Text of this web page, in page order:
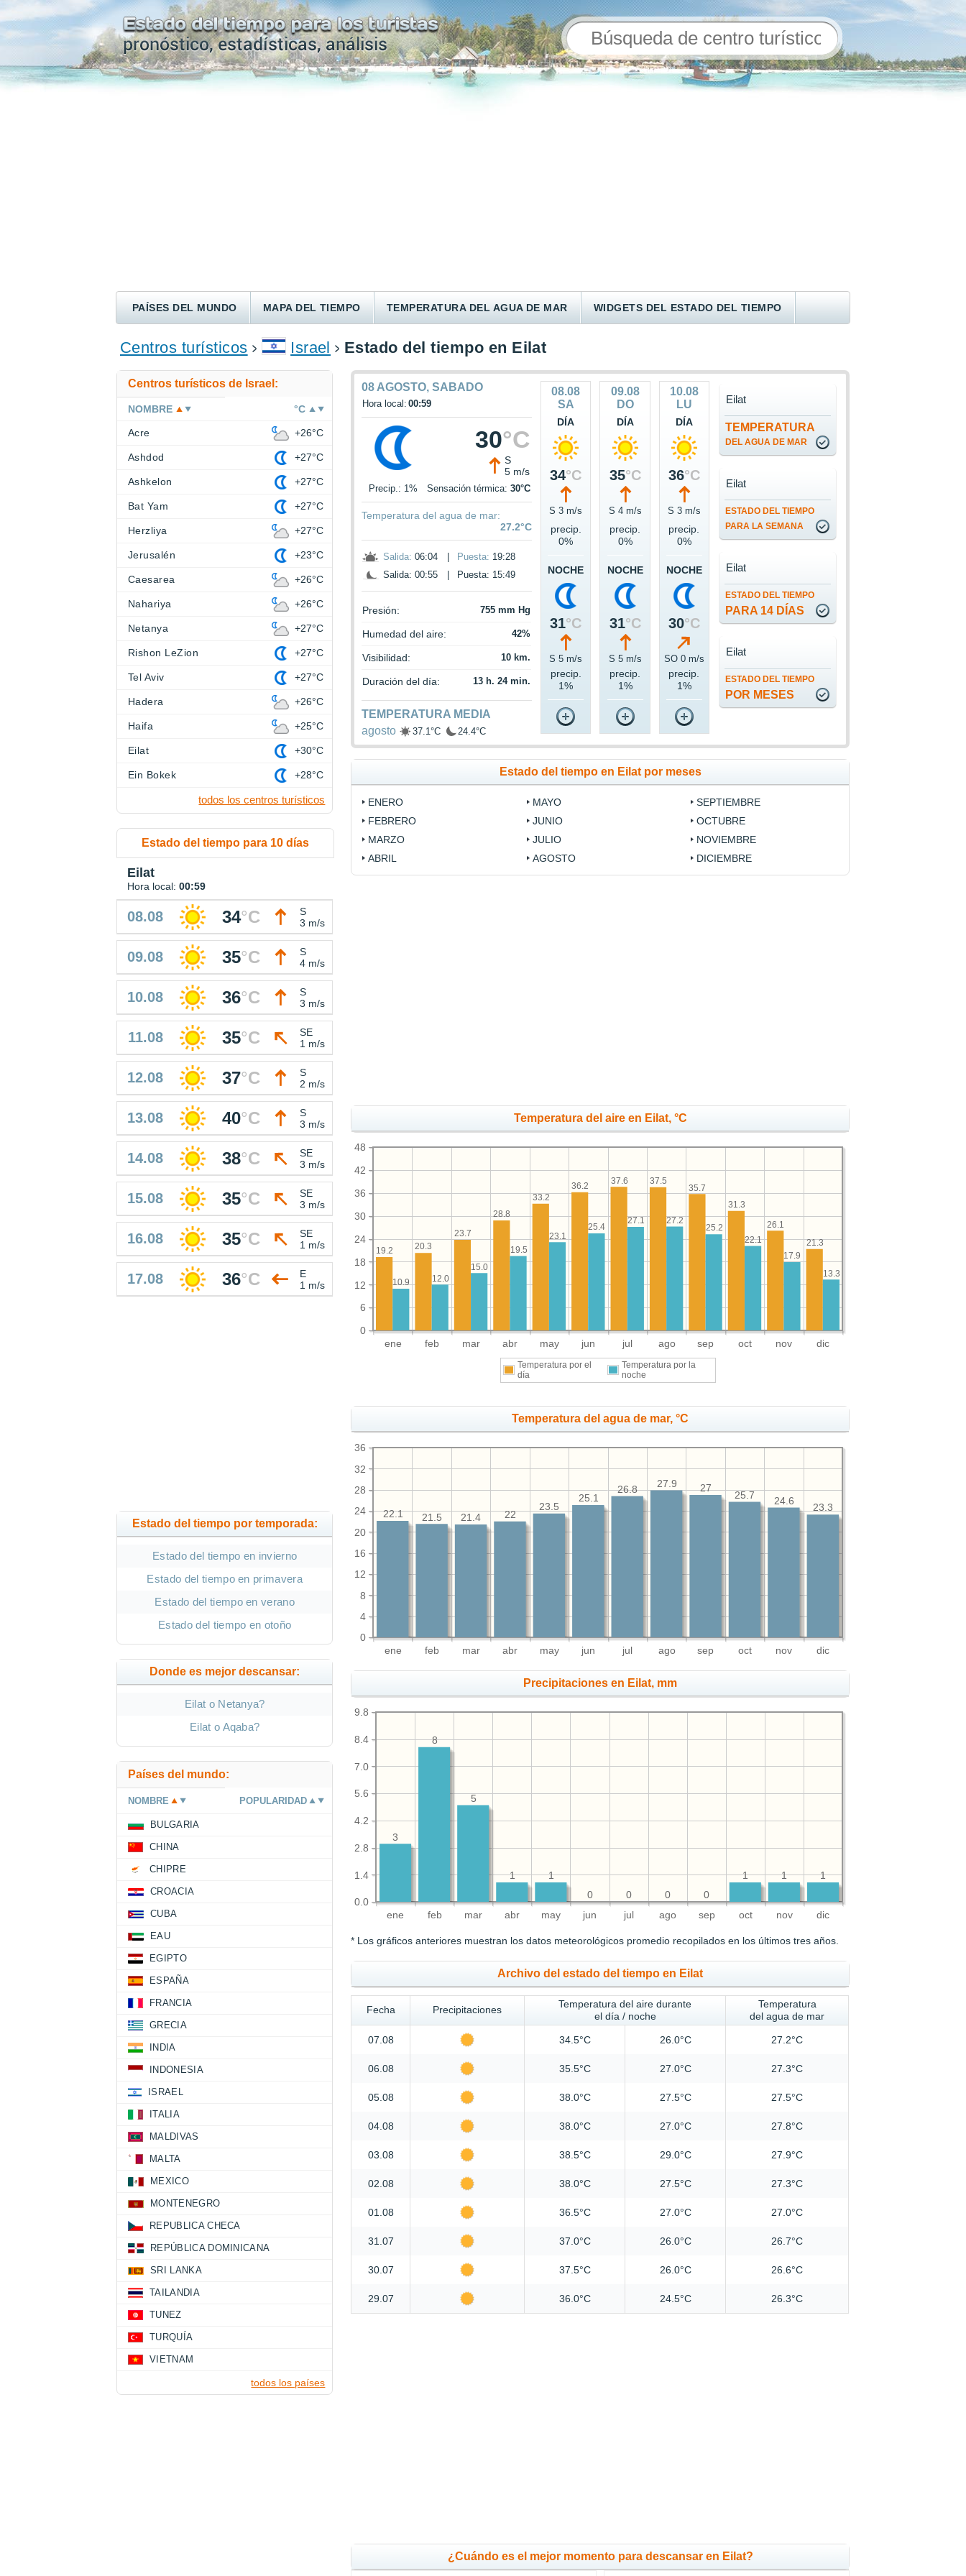
PAÍSES DEL MUNDO MAPA DEL TIEMPO TEMPERATURA DEL AGUA DE MAR WIDGETS DEL ESTADO DEL TIEMPO
ENCONTRAR UN HOTEL
Centros turísticos Israel Estado del tiempo en Eilat
08 AGOSTO, SABADO
Hora local: 00:59
30°C
S
5 m/s
Precip.: 1% Sensación térmica:30°C
Temperatura del agua de mar:
27.2°C
Salida: 06:04 Puesta: 19:28
Salida: 00:55
Puesta: 15:49
Presión: 755 mm Hg
Humedad del aire: 42%
Visibilidad: 10 km.
Duración del día: 13 h. 24 min.
TEMPERATURA MEDIA
agosto
37.1°C 24.4°C
08.08
SA
DÍA
34°C
S 3 m/s
precip.
0%
NOCHE
31°C
S 5 m/s
precip.
1%
09.08
DO
DÍA
35°C
S 4 m/s
precip.
0%
NOCHE
31°C
S 5 m/s
precip.
1%
10.08
LU
DÍA
36°C
S 3 m/s
precip.
0%
NOCHE
30°C
SO 0 m/s
precip.
1%
TEMPERATURA
DEL AGUA DE MAR
Eilat
ESTADO DEL TIEMPO
PARA LA SEMANA
Eilat
ESTADO DEL TIEMPO
PARA 14 DÍAS
Eilat
ESTADO DEL TIEMPO
POR MESES
Eilat
Estado del tiempo en Eilat por meses
ENERO
FEBRERO
MARZO
ABRIL
MAYO
JUNIO
JULIO
AGOSTO
SEPTIEMBRE
OCTUBRE
NOVIEMBRE
DICIEMBRE
Temperatura del aire en Eilat, °C
ene feb mar abr may jun jul ago sep oct nov dic
0
6
12
18
24
30
36
42
48
21.3
26.1
31.3
35.7
37.5
37.6
36.2
33.2
28.8
23.7
20.3
19.2
13.3
17.9
22.1
25.2
27.2
27.1
25.4
23.1
19.5
15.0
12.0
10.9
Temperatura por el
día
Temperatura por la
noche
Temperatura del agua de mar, °C
ene feb mar abr may jun jul ago sep oct nov dic
0
4
8
12
16
20
24
28
32
36
23.3
24.6
25.7
27
27.9
26.8
25.1
23.5
22
21.4
21.5
22.1
Precipitaciones en Eilat, mm
ene feb mar abr may jun jul ago sep oct nov dic
0.0
1.4
2.8
4.2
5.6
7.0
8.4
9.8
1
1
1
0
0
0
0
1
1
5
8
3
* Los gráficos anteriores muestran los datos meteorológicos promedio recopilados en los últimos tres años.
Archivo del estado del tiempo en Eilat
Fecha Precipitaciones
Temperatura del aire durante
el día / noche
Temperatura
del agua de mar
07.08 34.5°C 26.0°C 27.2°C
06.08 35.5°C 27.0°C 27.3°C
05.08 38.0°C 27.5°C 27.5°C
04.08 38.0°C 27.0°C 27.8°C
03.08 38.5°C 29.0°C 27.9°C
02.08 38.0°C 27.5°C 27.3°C
01.08 36.5°C 27.0°C 27.0°C
31.07 37.0°C 26.0°C 26.7°C
30.07 37.5°C 26.0°C 26.6°C
29.07 36.0°C 24.5°C 26.3°C
¿Cuándo es el mejor momento para descansar en Eilat?
Centros turísticos de Israel:
NOMBRE °C
Acre +26°C
Ashdod +27°C
Ashkelon +27°C
Bat Yam +27°C
Herzliya +27°C
Jerusalén +23°C
Caesarea +26°C
Nahariya +26°C
Netanya +27°C
Rishon LeZion +27°C
Tel Aviv +27°C
Hadera +26°C
Haifa +25°C
Eilat +30°C
Ein Bokek +28°C
todos los centros turísticos
Estado del tiempo para 10 días
Eilat
Hora local: 00:59
08.08 34°C
S
3 m/s
09.08 35°C
S
4 m/s
10.08 36°C
S
3 m/s
11.08 35°C
SE
1 m/s
12.08 37°C
S
2 m/s
13.08 40°C
S
3 m/s
14.08 38°C
SE
3 m/s
15.08 35°C
SE
3 m/s
16.08 35°C
SE
1 m/s
17.08 36°C
E
1 m/s
Estado del tiempo por temporada:
Estado del tiempo en invierno
Estado del tiempo en primavera
Estado del tiempo en verano
Estado del tiempo en otoño
Donde es mejor descansar:
Eilat o Netanya?
Eilat o Aqaba?
Países del mundo:
NOMBRE POPULARIDAD
BULGARIA
CHINA
CHIPRE
CROACIA
CUBA
EAU
EGIPTO
ESPAÑA
FRANCIA
GRECIA
INDIA
INDONESIA
ISRAEL
ITALIA
MALDIVAS
MALTA
MEXICO
MONTENEGRO
REPUBLICA CHECA
REPÚBLICA DOMINICANA
SRI LANKA
TAILANDIA
TUNEZ
TURQUÍA
VIETNAM
todos los países